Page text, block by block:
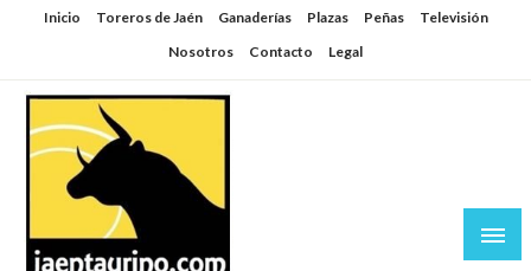
SaltarInicio Toreros de Jaén Ganaderías Plazas Peñas
Televisión
Nosotros
Contacto Legal